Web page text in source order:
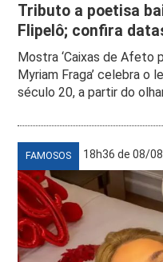
Tributo a poetisa
Flipelô; confira
Mostra ‘Caixas de Afeto
Myriam Fraga’ celebra o
século 20, a partir do
FAMOSOS 18h36 de 08/